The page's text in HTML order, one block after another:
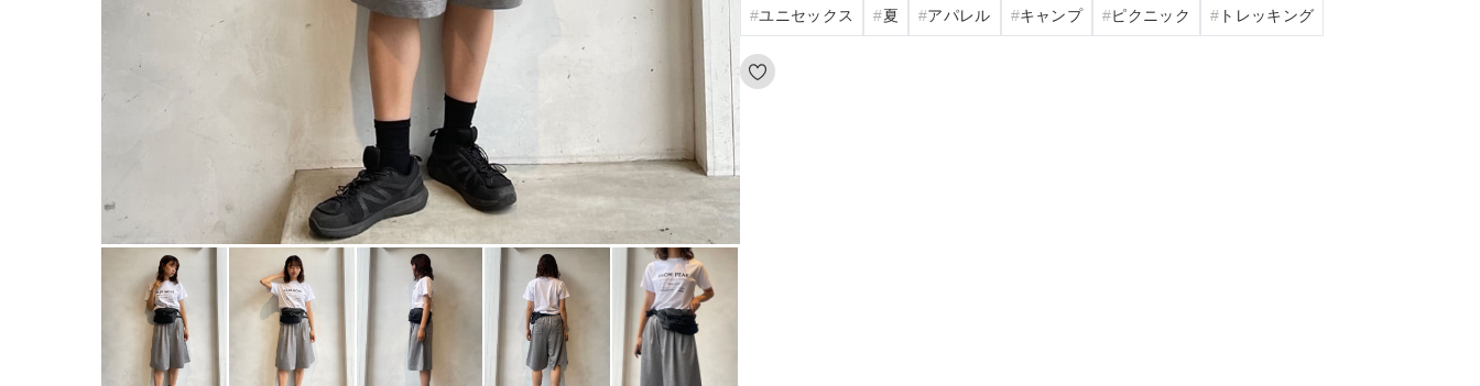
ユニセックス 夏 アパレル キャンプ ピクニック トレッキング